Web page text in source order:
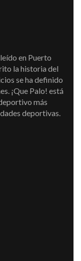
en Puerto
la historia del
se ha definido
¡Que Palo! está
más
deportivas.